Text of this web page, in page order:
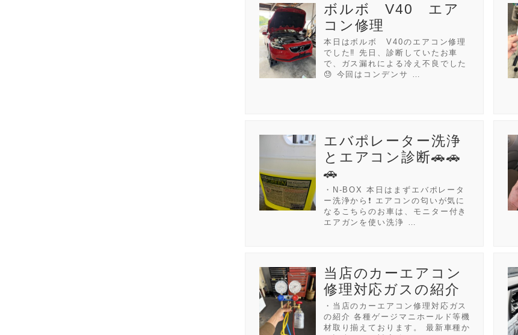
ボルボ V40 エア
コン修理
本日はボルボ V40のエアコン修理
でした‼️ 先日、診断していたお車
で、ガス漏れによる冷え不良でした
😓 今回はコンデンサ …
エバポレーター洗浄
とエアコン診断🚗🚗
🚗
・N-BOX 本日はまずエバポレータ
ー洗浄から❗ エアコンの匂いが気に
なるこちらのお車は、モニター付き
エアガンを使い洗浄 …
当店のカーエアコン
修理対応ガスの紹介
・当店のカーエアコン修理対応ガス
の紹介 各種ゲージマニホールド等機
材取り揃えております。 最新車種か